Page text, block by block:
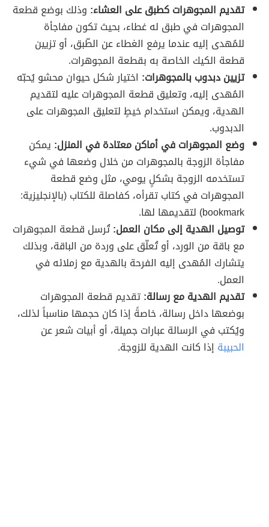
تقديم المجوهرات كطبق على العشاء: وذلك بوضع قطعة
المجوهرات في طبق له غطاء، بحيث تكون مفاجأة
للمُهدى إليه عندما يرفع الغطاء عن الطّبق، أو تزيين
قطعة الكيك الخاصة به بقطعة المجوهرات.
تزيين دبدوب بالمجوهرات: اختيار شكل حيوان محشو يُحبّه
المُهدى إليه، وتعليق قطعة المجوهرات عليه لتقديم
الهدية، ويمكن استخدام خيطٍ لتعليق المجوهرات على
الدبدوب.
وضع المجوهرات في أماكن معتادة في المنزل: يمكن
مفاجأة الزوجة بالمجوهرات من خلال وضعها في شيء
تستخدمه الزوجة بشكلٍ يومي، مثل وضع قطعة
المجوهرات في كتاب تقرأه، كفاصلة للكتاب (بالإنجليزية:
bookmark) لتقديمها لها.
توصيل الهدية إلى مكان العمل:تُرسل قطعة المجوهرات
مع باقة من الورد، أو تُعلّق على وردة من الباقة، وبذلك
يتشارك المُهدى إليه الفرحة بالهدية مع زملائه في
العمل.
تقديم الهدية مع رسالة:تقديم قطعة المجوهرات
بوضعها داخل رسالة، خاصةً إذا كان حجمها مناسباً لذلك،
ويُكتب في الرسالة عبارات جميلة، أو أبيات شعر عن
الحبيبة إذا كانت الهدية للزوجة.